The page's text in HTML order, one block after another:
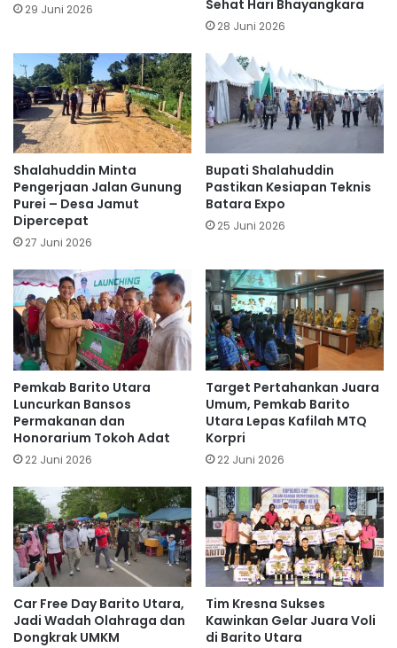
29 Juni 2026
Sehat Hari Bhayangkara
28 Juni 2026
Shalahuddin Minta
Pengerjaan Jalan Gunung
Purei – Desa Jamut
Dipercepat
27 Juni 2026
Bupati Shalahuddin
Pastikan Kesiapan Teknis
Batara Expo
25 Juni 2026
Pemkab Barito Utara
Luncurkan Bansos
Permakanan dan
Honorarium Tokoh Adat
22 Juni 2026
Target Pertahankan Juara
Umum, Pemkab Barito
Utara Lepas Kafilah MTQ
Korpri
22 Juni 2026
Car Free Day Barito Utara,
Jadi Wadah Olahraga dan
Dongkrak UMKM
Tim Kresna Sukses
Kawinkan Gelar Juara Voli
di Barito Utara